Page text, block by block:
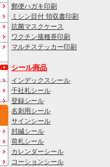
郵便ハガキ印刷
ミシン目付 領収書印刷
抗菌マスクケース
ワクチン接種券印刷
マルチステッカー印刷
シール商品
インデックスシール
千社札シール
登録シール
名刺用シール
サインシール
封緘シール
荷札シール
カレンダーシール
コーションシール